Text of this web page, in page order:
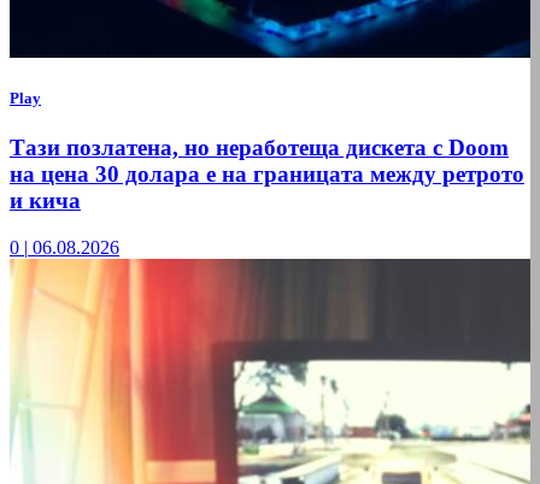
Play
Тази позлатена, но неработеща дискета с Doom
на цена 30 долара е на границата между ретрото
и кича
0 | 06.08.2026